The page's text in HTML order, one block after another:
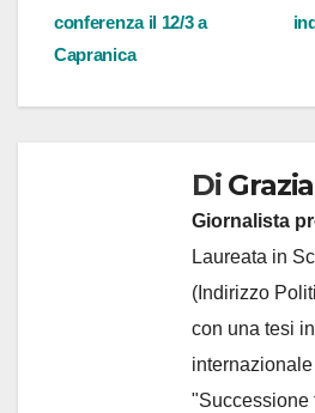
articoli
conferenza il 12/3 a
Capranica
Di
Giornalista
Laureata in
(Indirizzo
con una tesi
"Successione